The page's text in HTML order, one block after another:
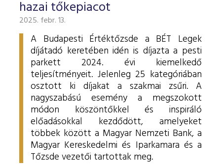
hazai tőkepiacot
2025. febr. 13.
A Budapesti Értéktőzsde a BÉT Legek
díjátadó keretében idén is díjazta a pesti
parkett 2024. évi kiemelkedő
teljesítményeit. Jelenleg 25 kategóriában
osztott ki díjakat a szakmai zsűri. A
nagyszabású esemény a megszokott
módon köszöntőkkel és inspiráló
előadásokkal kezdődött, amelyeket
többek között a Magyar Nemzeti Bank, a
Magyar Kereskedelmi és Iparkamara és a
Tőzsde vezetői tartottak meg.